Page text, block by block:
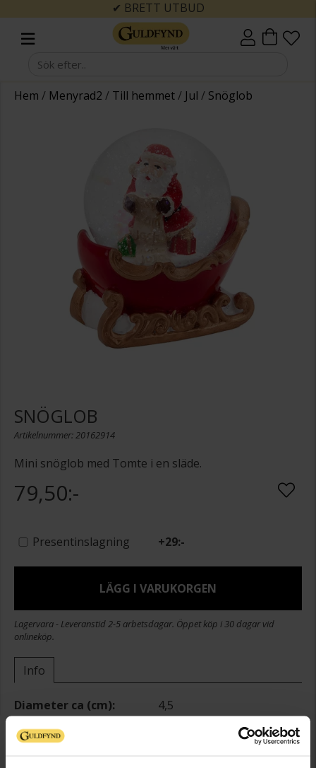
✔ BRETT UTBUD
Hem / Menyrad2 / Till hemmet/ Jul / Snöglob
SNÖGLOB
Artikelnummer: 20162914
Mini snöglob med Tomte i en släde.
79,50:-
Presentinslagning +29:-
LÄGG I VARUKORGEN
Lagervara - Leveranstid 2-5 arbetsdagar. Öppet köp i 30 dagar vid
onlineköp.
Info
Diameter ca (cm)
4,5
Material